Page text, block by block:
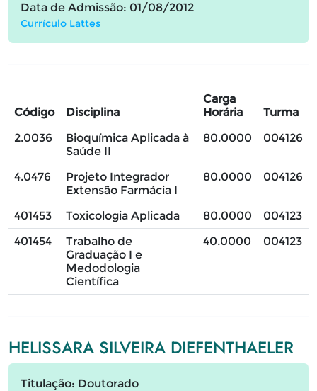
Data de Admissão: 01/08/2012
Currículo Lattes
Código Disciplina
Carga
Horária
Turma
2.0036
Bioquímica Aplicada à
Saúde II
80.0000 004126
4.0476
Projeto Integrador
Extensão Farmácia I
80.0000 004126
401453 Toxicologia Aplicada 80.0000
004123
401454
Trabalho de
Graduação I e
Medodologia
Científica
40.0000 004123
HELISSARA SILVEIRA DIEFENTHAELER
Titulação: Doutorado